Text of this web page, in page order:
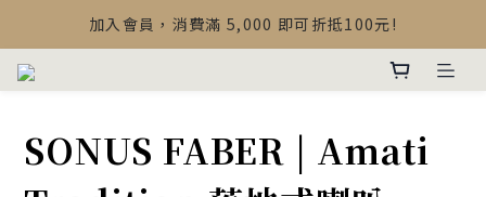
【最新公告】Devialet Mania 盒內配件調整說明
加入會員，消費滿 5,000 即可折抵100元!
【最新公告】Devialet Mania 盒內配件調整說明
SONUS FABER | Amati